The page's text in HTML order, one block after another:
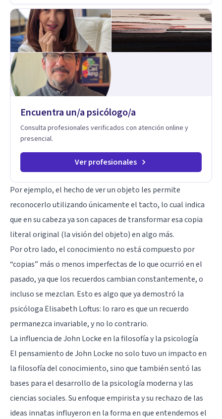
Encuentra un/a psicólogo/a
Consulta profesionales verificados con atención online y
presencial.
Ver profesionales
Por ejemplo, el hecho de ver un objeto les permite
reconocerlo utilizando únicamente el tacto, lo cual indica
que en su cabeza ya son capaces de transformar esa copia
literal original (la visión del objeto) en algo más.
Por otro lado, el conocimiento no está compuesto por
“copias” más o menos imperfectas de lo que ocurrió en el
pasado, ya que los recuerdos cambian constantemente, o
incluso se mezclan. Esto es algo que ya demostró la
psicóloga Elisabeth Loftus: lo raro es que un recuerdo
permanezca invariable, y no lo contrario.
La influencia de John Locke en la filosofía y la psicología
El pensamiento de John Locke no solo tuvo un impacto en
la filosofía del conocimiento, sino que también sentó las
bases para el desarrollo de la psicología moderna y las
ciencias sociales. Su enfoque empirista y su rechazo de las
ideas innatas influyeron en la forma en que entendemos el